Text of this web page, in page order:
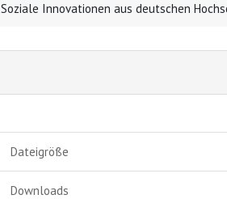
Soziale Innovationen aus deutschen
Dateigröße
Downloads